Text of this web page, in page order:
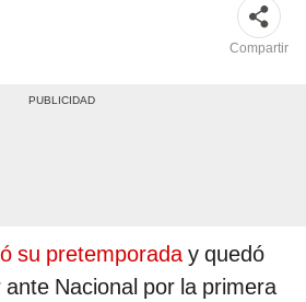
Compartir
su pretemporaday quedó
Nacional por la primera